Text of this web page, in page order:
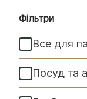
Фільтри
Все для
Посуд та